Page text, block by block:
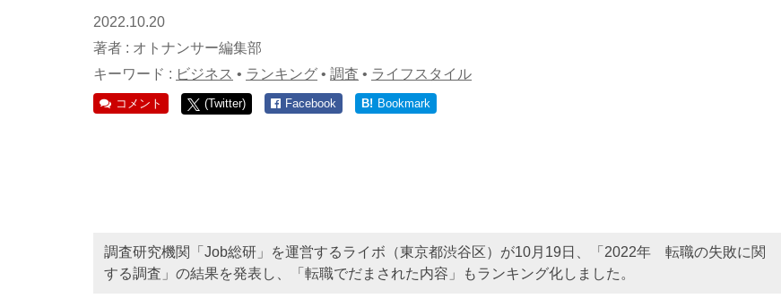
2022.10.20
著者 : オトナンサー編集部
キーワード : ビジネス • ランキング • 調査 • ライフスタイル
コメント (Twitter) Facebook B! Bookmark
調査研究機関「Job総研」を運営するライボ（東京都渋谷区）が10月19日、「2022年 転職の失敗に関
する調査」の結果を発表し、「転職でだまされた内容」もランキング化しました。